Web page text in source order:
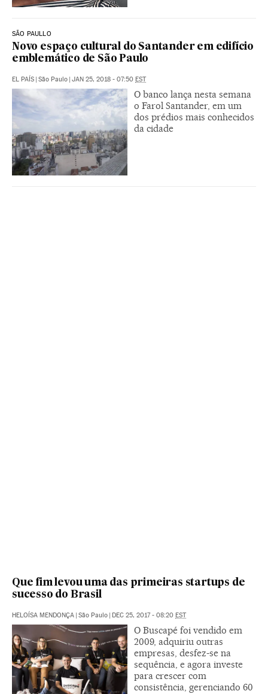
SÃO PAULLO
Novo espaço cultural do Santander em edifício
emblemático de São Paulo
EL PAÍS | São Paulo | JAN 25, 2018 - 07:50 EST
O banco lança nesta semana
o Farol Santander, em um
dos prédios mais conhecidos
da cidade
Que fim levou uma das primeiras startups de
sucesso do Brasil
HELOÍSA MENDONÇA | São Paulo | DEC 25, 2017 - 08:20 EST
O Buscapé foi vendido em
2009, adquiriu outras
empresas, desfez-se na
sequência, e agora investe
para crescer com
consistência, gerenciando 60